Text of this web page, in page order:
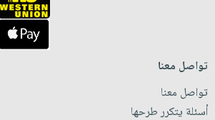
تواصل معنا
تواصل معنا
أسئلة يتكرر طرحها